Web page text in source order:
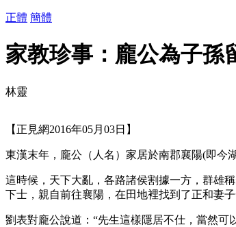
正體 簡體
家教珍事：龐公為子孫
林靈
【正見網2016年05月03日】
東漢末年，龐公（人名）家居於南郡襄陽(即今
這時候，天下大亂，各路諸侯割據一方，群雄
下士，親自前往襄陽，在田地裡找到了正和妻子
劉表對龐公說道：“先生這樣隱居不仕，當然